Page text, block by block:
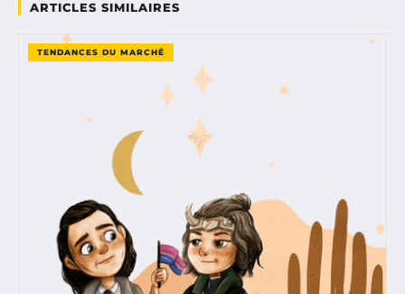
ARTICLES SIMILAIRES
TENDANCES DU MARCHÉ